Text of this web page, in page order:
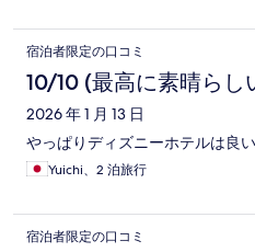
宿泊者限定の口コミ
10/10 (最高に素晴らし
2026 年 1 月 13 日
やっぱりディズニーホテルは良い
Yuichi、2 泊旅行
宿泊者限定の口コミ